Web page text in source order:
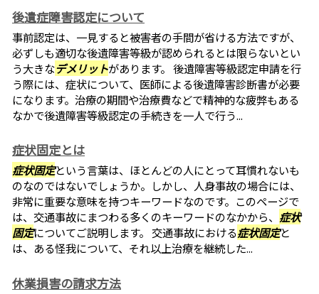
後遺症障害認定について
事前認定は、一見すると被害者の手間が省ける方法ですが、
必ずしも適切な後遺障害等級が認められるとは限らないとい
う大きなデメリットがあります。 後遺障害等級認定申請を行
う際には、症状について、医師による後遺障害診断書が必要
になります。治療の期間や治療費などで精神的な疲弊もある
なかで後遺障害等級認定の手続きを一人で行う...
症状固定とは
症状固定という言葉は、ほとんどの人にとって耳慣れないも
のなのではないでしょうか。しかし、人身事故の場合には、
非常に重要な意味を持つキーワードなのです。このページで
は、交通事故にまつわる多くのキーワードのなかから、 症状
固定についてご説明します。 交通事故における症状固定と
は、ある怪我について、それ以上治療を継続した...
休業損害の請求方法